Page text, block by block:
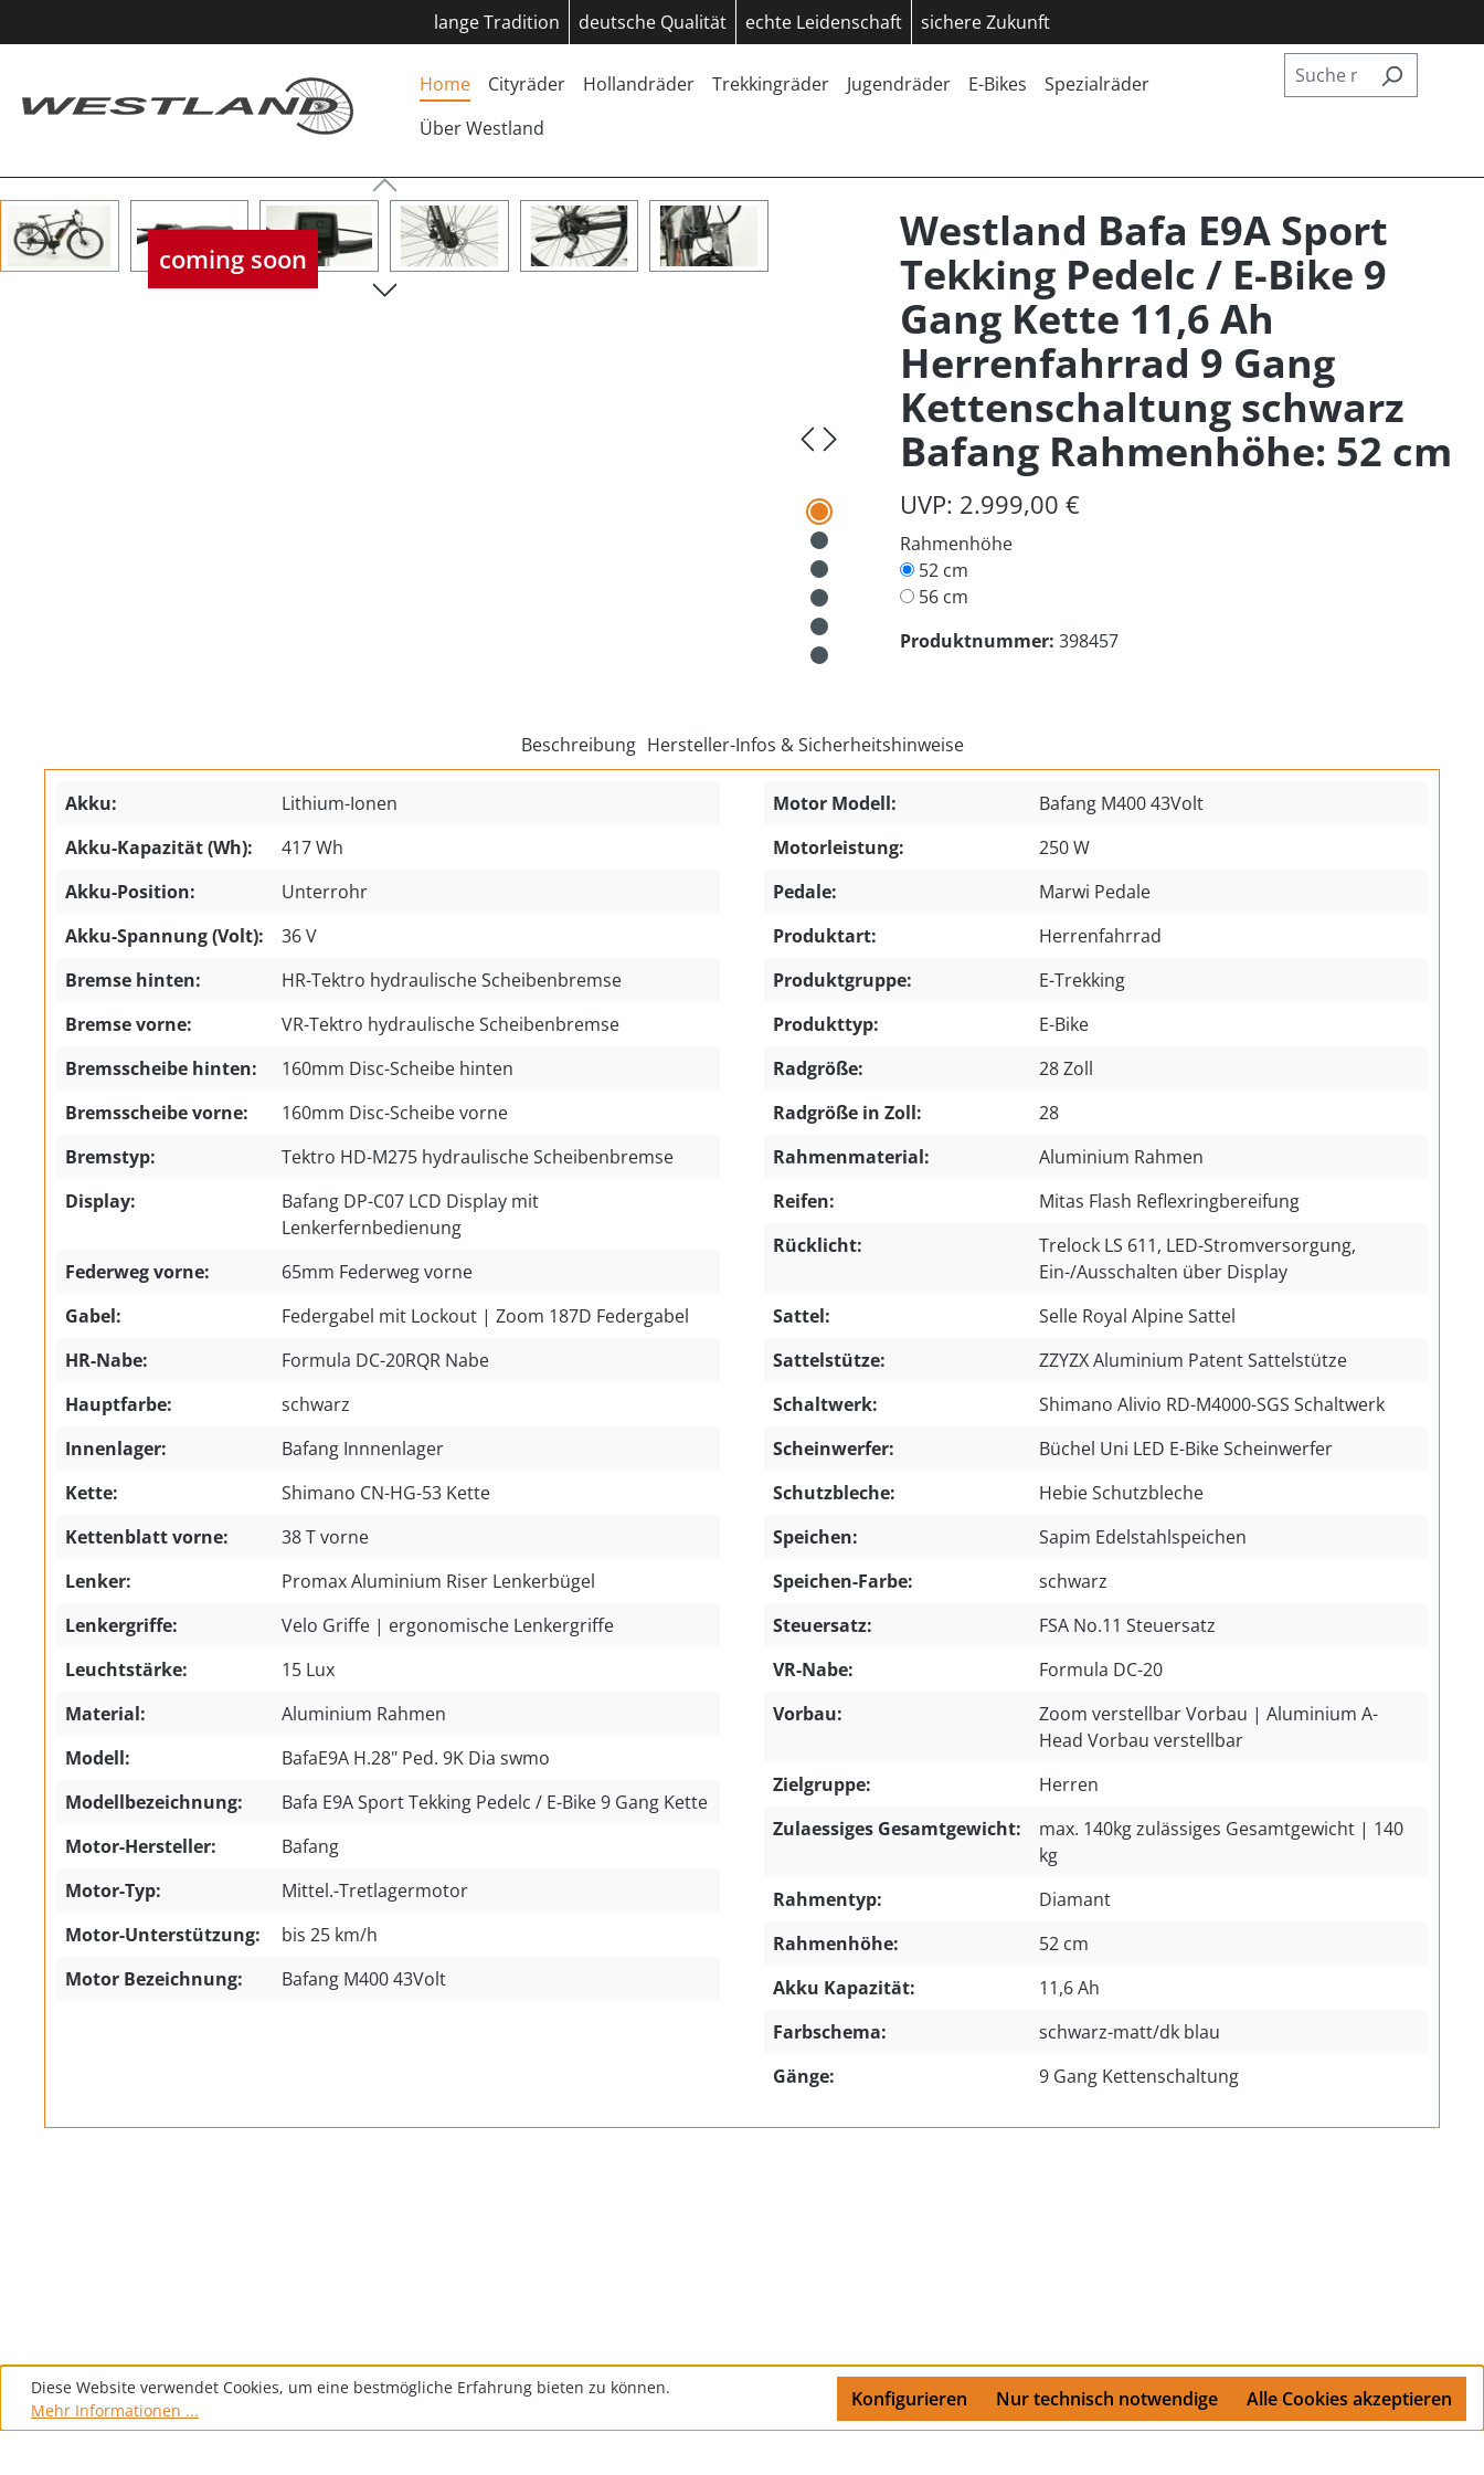
lange Tradition deutsche Qualität echte Leidenschaft sichere Zukunft
Home Cityräder Hollandräder Trekkingräder Jugendräder E-Bikes
Spezialräder
Über Westland
Bildergalerie überspringen
coming soon
Westland Bafa E9A Sport
Tekking Pedelc / E-Bike 9
Gang Kette 11,6 Ah
Herrenfahrrad 9 Gang
Kettenschaltung schwarz
Bafang Rahmenhöhe: 52 cm
UVP: 2.999,00 €
Rahmenhöhe
52 cm
56 cm
Produktnummer:398457
Beschreibung Hersteller-Infos & Sicherheitshinweise
Akku:
Lithium-Ionen
Akku-Kapazität (Wh):
417 Wh
Akku-Position:
Unterrohr
Akku-Spannung (Volt):
36 V
Bremse hinten:
HR-Tektro hydraulische Scheibenbremse
Bremse vorne:
VR-Tektro hydraulische Scheibenbremse
Bremsscheibe hinten:
160mm Disc-Scheibe hinten
Bremsscheibe vorne:
160mm Disc-Scheibe vorne
Bremstyp:
Tektro HD-M275 hydraulische Scheibenbremse
Display:
Bafang DP-C07 LCD Display mit
Lenkerfernbedienung
Federweg vorne:
65mm Federweg vorne
Gabel:
Federgabel mit Lockout | Zoom 187D Federgabel
HR-Nabe:
Formula DC-20RQR Nabe
Hauptfarbe:
schwarz
Innenlager:
Bafang Innnenlager
Kette:
Shimano CN-HG-53 Kette
Kettenblatt vorne:
38 T vorne
Lenker:
Promax Aluminium Riser Lenkerbügel
Lenkergriffe:
Velo Griffe | ergonomische Lenkergriffe
Leuchtstärke:
15 Lux
Material:
Aluminium Rahmen
Modell:
BafaE9A H.28" Ped. 9K Dia swmo
Modellbezeichnung:
Bafa E9A Sport Tekking Pedelc / E-Bike 9 Gang Kette
Motor-Hersteller:
Bafang
Motor-Typ:
Mittel.-Tretlagermotor
Motor-Unterstützung:
bis 25 km/h
Motor Bezeichnung:
Bafang M400 43Volt
Motor Modell:
Bafang M400 43Volt
Motorleistung:
250 W
Pedale:
Marwi Pedale
Produktart:
Herrenfahrrad
Produktgruppe:
E-Trekking
Produkttyp:
E-Bike
Radgröße:
28 Zoll
Radgröße in Zoll:
28
Rahmenmaterial:
Aluminium Rahmen
Reifen:
Mitas Flash Reflexringbereifung
Rücklicht:
Trelock LS 611, LED-Stromversorgung,
Ein-/Ausschalten über Display
Sattel:
Selle Royal Alpine Sattel
Sattelstütze:
ZZYZX Aluminium Patent Sattelstütze
Schaltwerk:
Shimano Alivio RD-M4000-SGS Schaltwerk
Scheinwerfer:
Büchel Uni LED E-Bike Scheinwerfer
Schutzbleche:
Hebie Schutzbleche
Speichen:
Sapim Edelstahlspeichen
Speichen-Farbe:
schwarz
Steuersatz:
FSA No.11 Steuersatz
VR-Nabe:
Formula DC-20
Vorbau:
Zoom verstellbar Vorbau | Aluminium A-
Head Vorbau verstellbar
Zielgruppe:
Herren
Zulaessiges Gesamtgewicht:
max. 140kg zulässiges Gesamtgewicht | 140
kg
Rahmentyp:
Diamant
Rahmenhöhe:
52 cm
Akku Kapazität:
11,6 Ah
Farbschema:
schwarz-matt/dk blau
Gänge:
9 Gang Kettenschaltung
Impressum Kontakt
Diese Website verwendet Cookies, um eine bestmögliche Erfahrung bieten zu können.
Mehr Informationen ...
Nur technisch notwendige
Konfigurieren Alle Cookies akzeptieren